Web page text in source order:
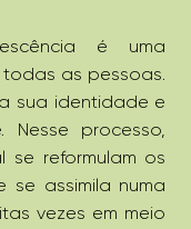
é uma
as pessoas.
sua identidade e
processo,
se reformulam os
se assimila numa
vezes em meio